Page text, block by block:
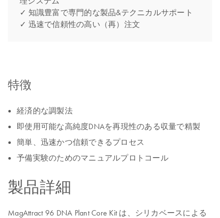
✓ 知識豊富で専門的な製品&テクニカルサポート
✓ 迅速で信頼性の高い（再）注文
特徴
経済的な調製法
即使用可能な高純度DNAを再現性のある収量で精製
簡単、迅速かつ信頼できるプロセス
予備実験のためのマニュアルプロトコール
製品詳細
MagAttract 96 DNA Plant Core Kit は、シリカベースによる